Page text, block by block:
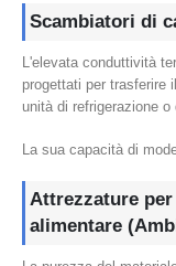
Scambiatori di
L'elevata conduttività
progettati per trasferire
unità di refrigerazione
La sua capacità di
Attrezzature
alimentare